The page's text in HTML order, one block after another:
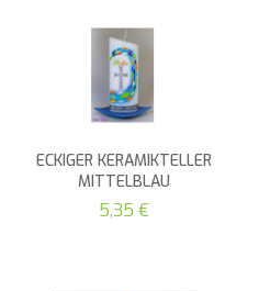
ECKIGER KERAMIKTELLER
MITTELBLAU
5,35 €